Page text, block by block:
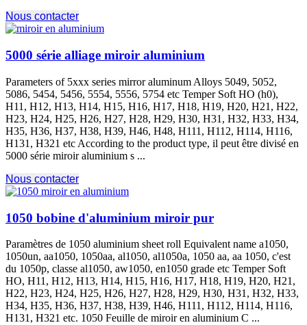
Nous contacter
5000 série alliage miroir aluminium
Parameters of 5xxx series mirror aluminum Alloys 5049, 5052,
5086, 5454, 5456, 5554, 5556, 5754 etc Temper Soft HO (h0),
H11, H12, H13, H14, H15, H16, H17, H18, H19, H20, H21, H22,
H23, H24, H25, H26, H27, H28, H29, H30, H31, H32, H33, H34,
H35, H36, H37, H38, H39, H46, H48, H111, H112, H114, H116,
H131, H321 etc According to the product type, il peut être divisé en
5000 série miroir aluminium s ...
Nous contacter
1050 bobine d'aluminium miroir pur
Paramètres de 1050 aluminium sheet roll Equivalent name a1050,
1050un, aa1050, 1050aa, al1050, al1050a, 1050 aa, aa 1050, c'est
du 1050p, classe al1050, aw1050, en1050 grade etc Temper Soft
HO, H11, H12, H13, H14, H15, H16, H17, H18, H19, H20, H21,
H22, H23, H24, H25, H26, H27, H28, H29, H30, H31, H32, H33,
H34, H35, H36, H37, H38, H39, H46, H111, H112, H114, H116,
H131, H321 etc. 1050 Feuille de miroir en aluminium C ...